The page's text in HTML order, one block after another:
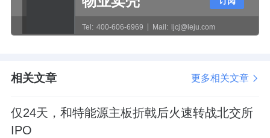
1.54、1.16及1.39；速动比率分别为0.9、
1.1、0.91及1.26。远低于同行业可比上市公司
比率均值0.9、3.05、2.55及2.98，反映出和特
Tel: 400-606-6969 Mail: ljcj@leju.com
相关文章 更多相关文章
仅24天，和特能源主板折戟后火速转战北交所
IPO